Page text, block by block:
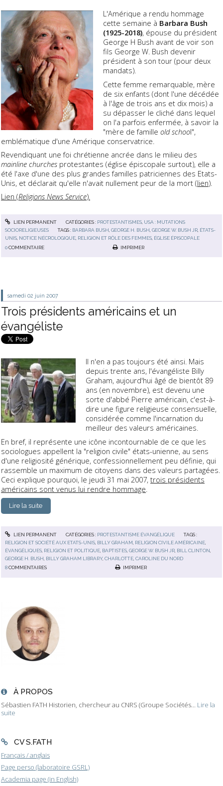
À PROPOS
Sébastien FATH Historien, chercheur au CNRS (Groupe Sociétés... Lire la
suite
CV S.FATH
Français / anglais
Page perso (laboratoire GSRL)
Academia page (in English)
L'Amérique a rendu hommage
cette semaine à Barbara Bush
(1925-2018), épouse du président
George H Bush avant de voir son
fils George W. Bush devenir
président à son tour (pour deux
mandats).
Cette femme remarquable, mère
de six enfants (dont l'une décédée
à l'âge de trois ans et dix mois) a
su dépasser le cliché dans lequel
on l'a parfois enfermée, à savoir la
"mère de familleold school",
emblématique d'une Amérique conservatrice.
Revendiquant une foi chrétienne ancrée dans le milieu des
mainline churches protestantes (église épiscopale surtout), elle a
été l'axe d'une des plus grandes familles patriciennes des Etats-
Unis, et déclarait qu'elle n'avait nullement peur de la mort (lien).
Lien (Religions News Service).
LIEN PERMANENT CATÉGORIES : PROTESTANTISMES, USA : MUTATIONS
SOCIORELIGIEUSES
TAGS : BARBARA BUSH,GEORGE H. BUSH,GEORGE W. BUSH JR, ÉTATS-
UNIS, NOTICE NÉCROLOGIQUE, RELIGION ET RÔLE DES FEMMES, ÉGLISE ÉPISCOPALE
0COMMENTAIRE IMPRIMER
samedi 02 juin 2007
Trois présidents américains et un
évangéliste
Il n'en a pas toujours été ainsi. Mais
depuis trente ans, l'évangéliste Billy
Graham, aujourd'hui âgé de bientôt 89
ans (en novembre), est devenu une
sorte d'abbé Pierre américain, c'est-à-
dire une figure religieuse consensuelle,
considérée comme l'incarnation du
meilleur des valeurs américaines.
En bref, il représente une icône incontournable de ce que les
sociologues appellent la "religion civile" états-unienne, au sens
d'une religiosité générique, confessionnellement peu définie, qui
rassemble un maximum de citoyens dans des valeurs partagées.
Ceci explique pourquoi, le jeudi 31 mai 2007, trois présidents
américains sont venus lui rendre hommage
Lire la suite
LIEN PERMANENT CATÉGORIES : PROTESTANTISME ÉVANGÉLIQUE
TAGS :
RELIGION ET SOCIÉTÉ AUX ETATS-UNIS BILLY GRAHAM RELIGION CIVILE AMÉRICAINE
ÉVANGÉLIQUES RELIGION ET POLITIQUE BAPTISTES ,GEORGE W. BUSH JR BILL CLINTON
GEORGE H. BUSH BILLY GRAHAM LIBRARY,CHARLOTTE ,CAROLINE DU NORD
8COMMENTAIRES IMPRIMER